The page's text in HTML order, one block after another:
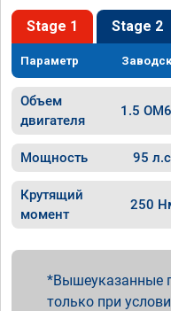
Stage 1 Stage 2
Параметр
Объем
двигателя
1.5
Мощность 95
Крутящий
момент
250
Вышеуказанные
только при